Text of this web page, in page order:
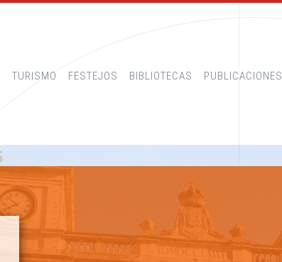
TURISMO FESTEJOS BIBLIOTECAS PUBLICACIONES